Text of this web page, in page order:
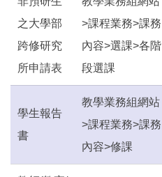
之大學部
跨修研究
所申請表
>課程業務>課務
內容>選課>各階
段選課
學生報告
書
教學業務組網站
>課程業務>課務
內容>修課